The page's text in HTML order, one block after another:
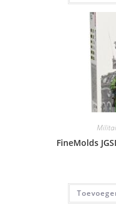
FineMolds